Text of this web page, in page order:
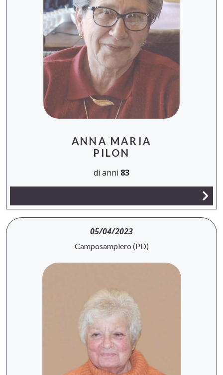
ANNA MARIA
PILON
di anni 83
05/04/2023
Camposampiero (PD)